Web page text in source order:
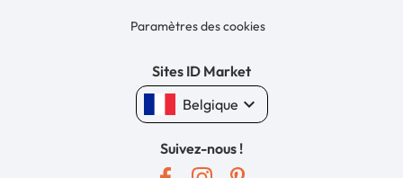
Paramètres des cookies
Sites ID Market
Belgique keyboard_arrow_down
Suivez-nous !